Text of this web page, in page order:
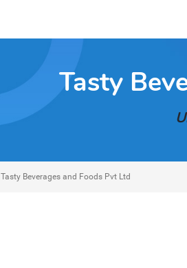
Tasty
Tasty Beverages and Foods Pvt Ltd